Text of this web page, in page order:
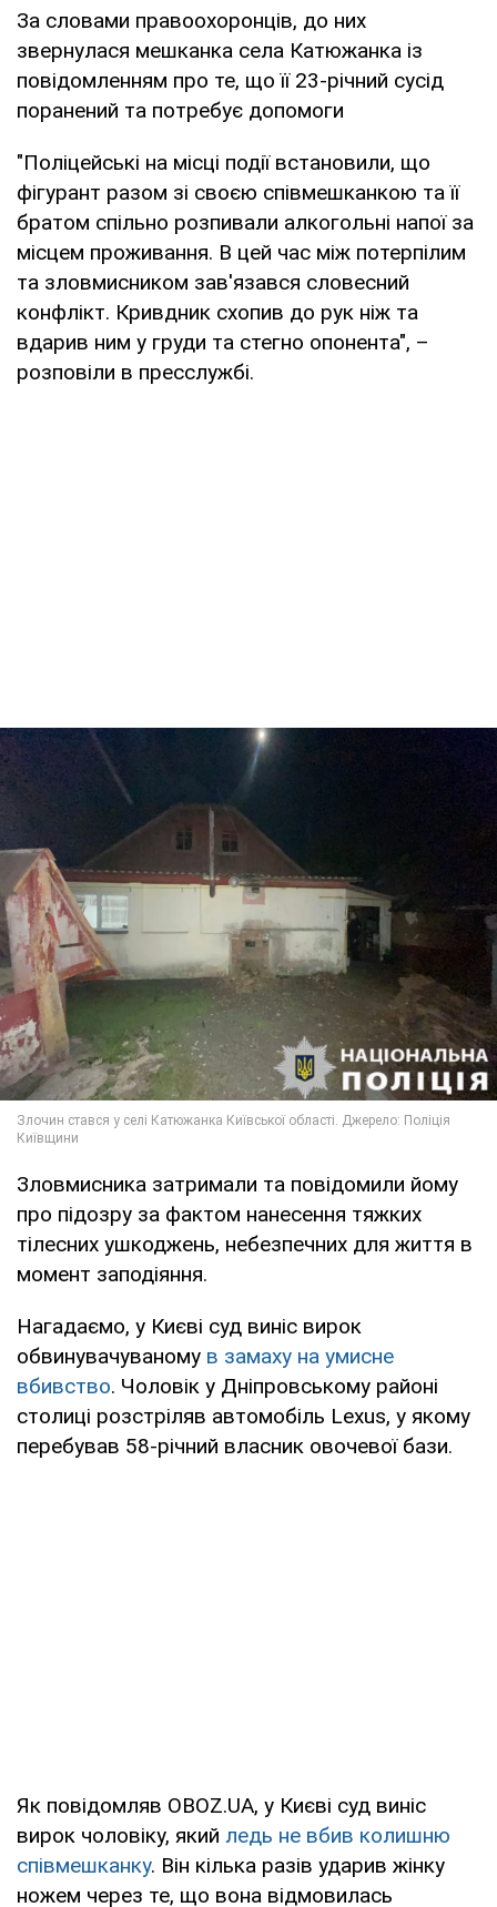
За словами правоохоронців, до них
звернулася мешканка села Катюжанка із
повідомленням про те, що її 23-річний сусід
поранений та потребує допомоги
"Поліцейські на місці події встановили, що
фігурант разом зі своєю співмешканкою та її
братом спільно розпивали алкогольні напої за
місцем проживання. В цей час між потерпілим
та зловмисником зав'язався словесний
конфлікт. Кривдник схопив до рук ніж та
вдарив ним у груди та стегно опонента", –
розповіли в пресслужбі.
Зловмисника затримали та повідомили йому
про підозру за фактом нанесення тяжких
тілесних ушкоджень, небезпечних для життя в
момент заподіяння.
Нагадаємо, у Києві суд виніс вирок
обвинувачуваному в замаху на умисне
вбивство. Чоловік у Дніпровському районі
столиці розстріляв автомобіль Lexus, у якому
перебував 58-річний власник овочевої бази.
Як повідомляв OBOZ.UA, у Києві суд виніс
вирок чоловіку, який ледь не вбив колишню
співмешканку. Він кілька разів ударив жінку
ножем через те, що вона відмовилась